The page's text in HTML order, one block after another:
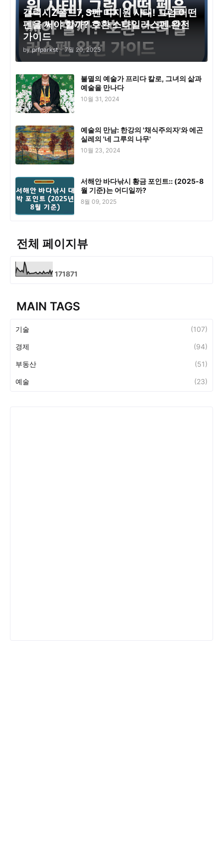
갤럭시Z폴드7, S펜 미지원 사태! 그럼 어떤
펜을 써야 할까? 호환 스타일러스펜 완전
가이드
by prfparkst - 7월 20, 2025
불멸의 예술가 프리다 칼로, 그녀의 삶과
예술을 만나다
10월 31, 2024
예술의 만남: 한강의 '채식주의자'와 에곤
실레의 '네 그루의 나무'
10월 23, 2024
서해안 바다낚시 황금 포인트:: (2025-8
월 기준)는 어디일까?
8월 09, 2025
전체 페이지뷰
171871
MAIN TAGS
기술 (107)
경제 (94)
부동산 (51)
예술 (23)